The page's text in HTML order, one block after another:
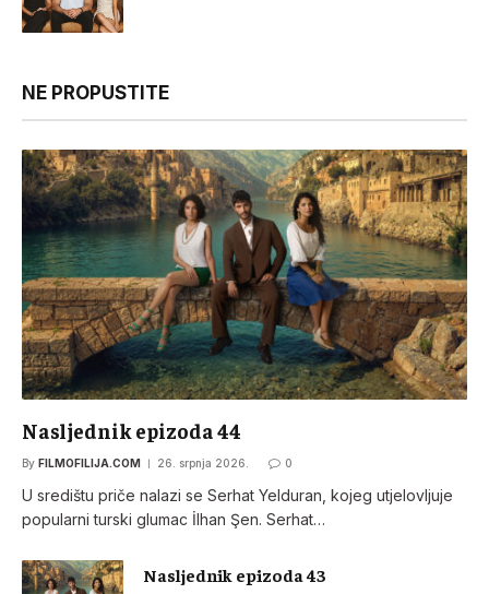
NE PROPUSTITE
Nasljednik epizoda 44
By FILMOFILIJA.COM 26. srpnja 2026. 0
U središtu priče nalazi se Serhat Yelduran, kojeg utjelovljuje
popularni turski glumac İlhan Şen. Serhat…
Nasljednik epizoda 43